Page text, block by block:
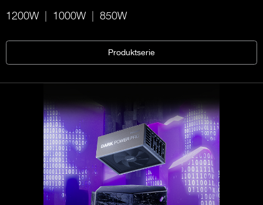
1200W 1000W 850W
Produktserie